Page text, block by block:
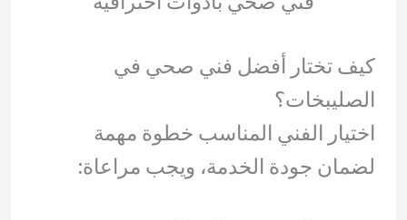
كيف تختار أفضل فني صحي في
الصليبخات؟
اختيار الفني المناسب خطوة مهمة
لضمان جودة الخدمة، ويجب مراعاة: